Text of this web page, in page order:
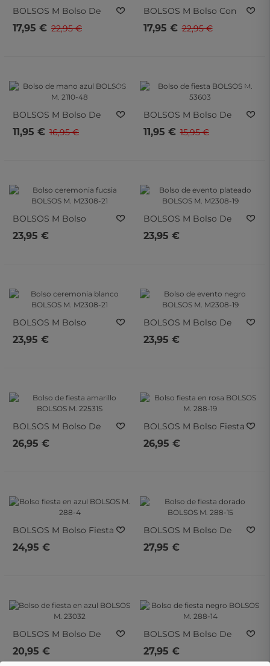
BOLSOS M Bolso De
Fiesta BOLSOS M. H04
Plateado
17,95 € 22,95 €
BOLSOS M Bolso Con
Asa Verde BOLSOS M.
53526
17,95 € 22,95 €
- 35%
BOLSOS M Bolso De
Mano Azul BOLSOS M.
2110-48
11,95 € 16,95 €
- 30%
BOLSOS M Bolso De
Fiesta BOLSOS M.
53603
11,95 € 15,95 €
BOLSOS M Bolso
Ceremonia Fucsia
BOLSOS M. M2308-21
23,95 €
BOLSOS M Bolso De
Evento Plateado
BOLSOS M. M2308-19
23,95 €
BOLSOS M Bolso
Ceremonia Blanco
BOLSOS M. M2308-21
23,95 €
BOLSOS M Bolso De
Evento Negro BOLSOS
M. M2308-19
23,95 €
BOLSOS M Bolso De
Fiesta Amarillo
BOLSOS M. 22531S
26,95 €
BOLSOS M Bolso Fiesta
En Rosa BOLSOS M.
288-19
26,95 €
BOLSOS M Bolso Fiesta
En Azul BOLSOS M.
288-4
24,95 €
BOLSOS M Bolso De
Fiesta Dorado BOLSOS
M. 288-15
27,95 €
BOLSOS M Bolso De
Fiesta En Azul BOLSOS
M. 23032
20,95 €
BOLSOS M Bolso De
Fiesta Negro BOLSOS
M. 288-14
27,95 €